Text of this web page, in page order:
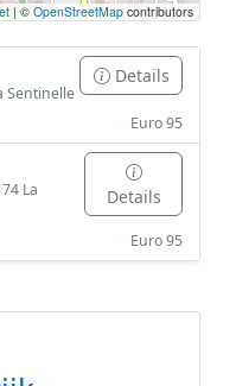
| © OpenStreetMap contributors
Sentinelle
Details
Euro 95
La
Details
Euro 95